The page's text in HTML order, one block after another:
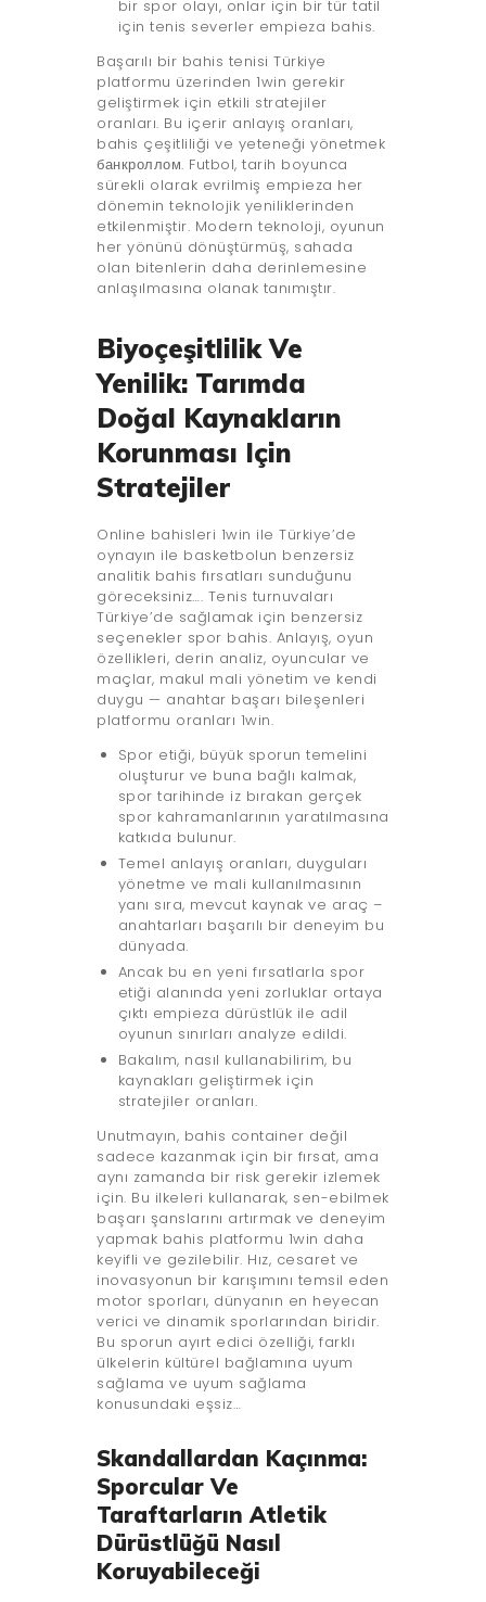
bir spor olayı, onlar için bir tür tatil
için tenis severler empieza bahis.
Başarılı bir bahis tenisi Türkiye
platformu üzerinden 1win gerekir
geliştirmek için etkili stratejiler
oranları. Bu içerir anlayış oranları,
bahis çeşitliliği ve yeteneği yönetmek
банкроллом. Futbol, tarih boyunca
sürekli olarak evrilmiş empieza her
dönemin teknolojik yeniliklerinden
etkilenmiştir. Modern teknoloji, oyunun
her yönünü dönüştürmüş, sahada
olan bitenlerin daha derinlemesine
anlaşılmasına olanak tanımıştır.
Biyoçeşitlilik Ve
Yenilik: Tarımda
Doğal Kaynakların
Korunması Için
Stratejiler
Online bahisleri 1win ile Türkiye’de
oynayın ile basketbolun benzersiz
analitik bahis fırsatları sunduğunu
göreceksiniz…. Tenis turnuvaları
Türkiye’de sağlamak için benzersiz
seçenekler spor bahis. Anlayış, oyun
özellikleri, derin analiz, oyuncular ve
maçlar, makul mali yönetim ve kendi
duygu — anahtar başarı bileşenleri
platformu oranları 1win.
Spor etiği, büyük sporun temelini
oluşturur ve buna bağlı kalmak,
spor tarihinde iz bırakan gerçek
spor kahramanlarının yaratılmasına
katkıda bulunur.
Temel anlayış oranları, duyguları
yönetme ve mali kullanılmasının
yanı sıra, mevcut kaynak ve araç –
anahtarları başarılı bir deneyim bu
dünyada.
Ancak bu en yeni fırsatlarla spor
etiği alanında yeni zorluklar ortaya
çıktı empieza dürüstlük ile adil
oyunun sınırları analyze edildi.
Bakalım, nasıl kullanabilirim, bu
kaynakları geliştirmek için
stratejiler oranları.
Unutmayın, bahis container değil
sadece kazanmak için bir fırsat, ama
aynı zamanda bir risk gerekir izlemek
için. Bu ilkeleri kullanarak, sen-ebilmek
başarı şanslarını artırmak ve deneyim
yapmak bahis platformu 1win daha
keyifli ve gezilebilir. Hız, cesaret ve
inovasyonun bir karışımını temsil eden
motor sporları, dünyanın en heyecan
verici ve dinamik sporlarından biridir.
Bu sporun ayırt edici özelliği, farklı
ülkelerin kültürel bağlamına uyum
sağlama ve uyum sağlama
konusundaki eşsiz…
Skandallardan Kaçınma:
Sporcular Ve
Taraftarların Atletik
Dürüstlüğü Nasıl
Koruyabileceği